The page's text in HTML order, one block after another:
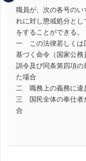
職員が、次の各号のい
れに対し懲戒処分と
をすることができる。
一 この法律若しくは
基づく命令（国家公務
訓令及び同条第四項の
た場合
二 職務上の義務に違
三 国民全体の奉仕者
合